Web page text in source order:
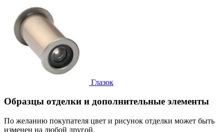
Глазок
Образцы отделки и дополнительные элементы
По желанию покупателя цвет и рисунок отделки может быть
изменен на любой другой.